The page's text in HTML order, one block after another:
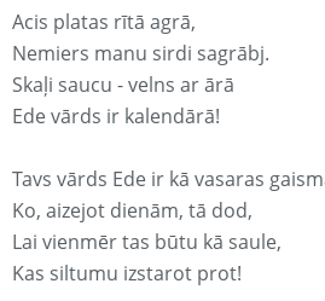
Acis platas rītā agrā,
Nemiers manu sirdi sagrābj.
Skaļi saucu - velns ar ārā
Ede vārds ir kalendārā!
Tavs vārds Ede ir kā vasaras
Ko, aizejot dienām, tā dod,
Lai vienmēr tas būtu kā saule,
Kas siltumu izstarot prot!